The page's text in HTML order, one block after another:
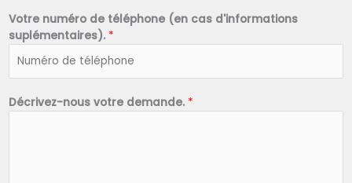
Votre numéro de téléphone (en cas d'informations
suplémentaires). *
Décrivez-nous votre demande. *